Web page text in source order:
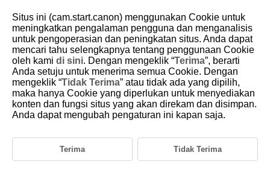
D151-008
Attaching and Detaching the
Transmitter
Attach the transmitter.
Situs ini (cam.start.canon) menggunakan Cookie untuk
meningkatkan pengalaman pengguna dan menganalisis
untuk pengoperasian dan peningkatan situs. Anda dapat
mencari tahu selengkapnya tentang penggunaan Cookie
oleh kami di sini. Dengan mengeklik “Terima”, berarti
Anda setuju untuk menerima semua Cookie. Dengan
mengeklik “Tidak Terima” atau tidak ada yang dipilih,
maka hanya Cookie yang diperlukan untuk menyediakan
konten dan fungsi situs yang akan direkam dan disimpan.
Anda dapat mengubah pengaturan ini kapan saja.
Terima Tidak Terima